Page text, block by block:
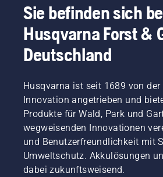
sind sie
ausgezeichnete
Botschafter
unserer
Marke,
gleichzeitig
aber
auch
unsere
anspruchsvollsten
Kunden.
Jedes
Mitglied
unseres
Sie befinden sich
Husqvarna Forst &
Deutschland
Husqvarna ist seit 1689 von
Innovation angetrieben und
Produkte für Wald, Park und
wegweisenden Innovationen
und Benutzerfreundlichkeit mit
Umweltschutz. Akkulösungen
dabei zukunftsweisend.